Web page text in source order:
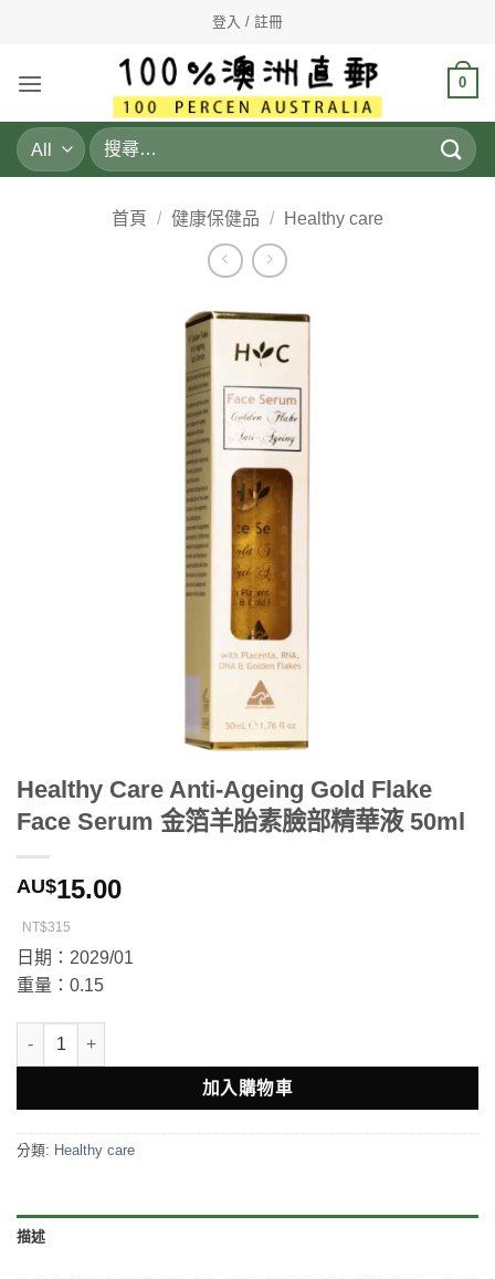
登入 / 註冊
0
搜
尋
首頁 / 健康保健品 / Healthy care
Healthy Care Anti-Ageing Gold Flake
Face Serum 金箔羊胎素臉部精華液 50ml
AU$15.00
NT$315
日期：2029/01
重量：0.15
Healthy Care Anti-Ageing Gold Flake Face Serum 金箔羊胎素臉
加入購物車
分類: Healthy care
描述